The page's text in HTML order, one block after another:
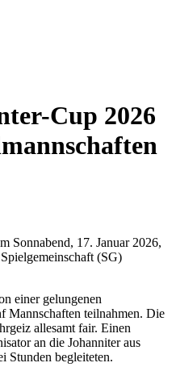
Cup 2026
Sonnabend, 17. Januar 2026,
(SG)
einer gelungenen
Mannschaften teilnahmen. Die
allesamt fair. Einen
an die Johanniter aus
Stunden begleiteten.